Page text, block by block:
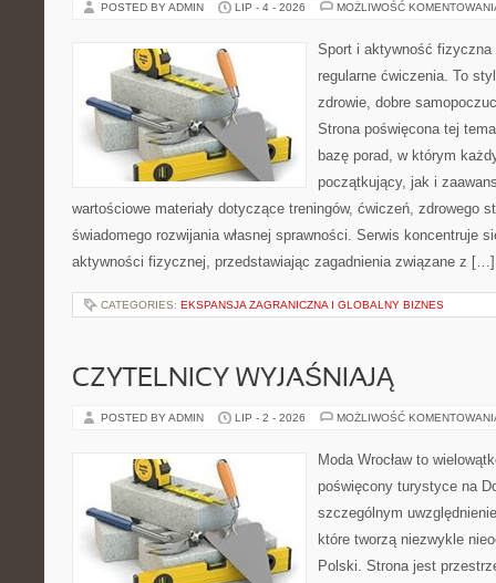
POSTED BY ADMIN LIP - 4 - 2026 MOŻLIWOŚĆ
Sport i aktywność
regularne ćwiczenia. To
zdrowie, dobre
Strona poświęcona tej
bazę porad, w którym
początkujący, jak i
wartościowe materiały dotyczące treningów, ćwiczeń, zdrowego
świadomego rozwijania własnej sprawności. Serwis koncentruje
aktywności fizycznej, przedstawiając zagadnienia związane z […]
CATEGORIES: EKSPANSJA ZAGRANICZNA I GLOBALNY BIZNES
CZYTELNICY WYJAŚNIAJĄ
POSTED BY ADMIN LIP - 2 - 2026 MOŻLIWOŚĆ
Moda Wrocław to
poświęcony turystyce na
szczególnym
które tworzą niezwykle
Polski. Strona jest